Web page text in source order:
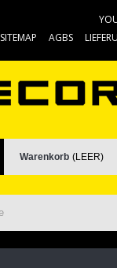
SITEMAP AGBS
Warenkorb (LEER)